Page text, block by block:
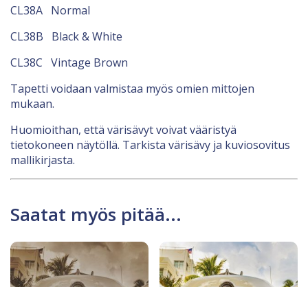
CL38A Normal
CL38B Black & White
CL38C Vintage Brown
Tapetti voidaan valmistaa myös omien mittojen
mukaan.
Huomioithan, että värisävyt voivat vääristyä
tietokoneen näytöllä. Tarkista värisävy ja kuviosovitus
mallikirjasta.
Saatat myös pitää...